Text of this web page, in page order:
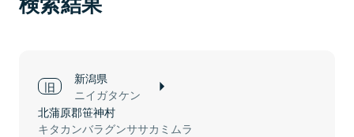
新潟県
ニイガタケン
北蒲原郡笹神村
キタカンバラグンササカミムラ